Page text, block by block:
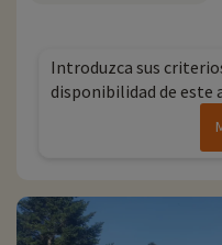
Introduzca sus
disponibilidad de este